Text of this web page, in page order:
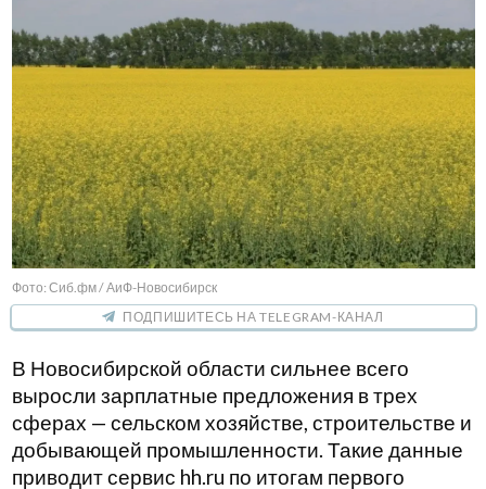
Фото: Сиб.фм / АиФ-Новосибирск
ПОДПИШИТЕСЬ НА TELEGRAM-КАНАЛ
В Новосибирской области сильнее всего
выросли зарплатные предложения в трех
сферах — сельском хозяйстве, строительстве и
добывающей промышленности. Такие данные
приводит сервис hh.ru по итогам первого